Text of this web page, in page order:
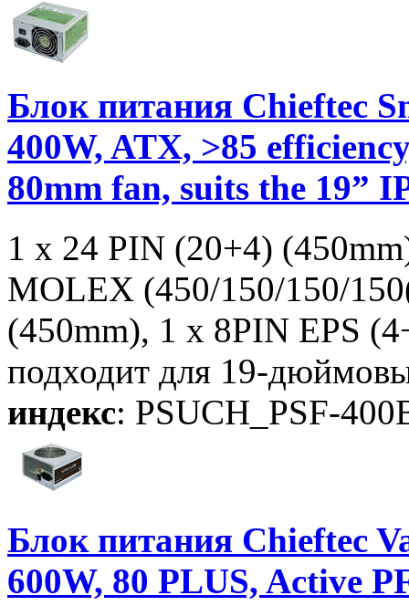
Блок питания Chieftec
400W, ATX, >85
80mm fan, suits the 19”
1 x 24 PIN (20+4)
MOLEX (450/150/150/
(450mm), 1 x 8PIN EPS
подходит для 19-
индекс: PSUCH_PSF-
Блок питания Chieftec
600W, 80 PLUS, Active